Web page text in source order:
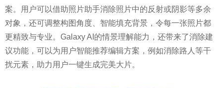
案。用户可以借助照片助手消除照片中的反射或阴影等多余
对象，还可调整构图角度、智能填充背景，令每一张照片都
更精致与专业。Galaxy AI的情景理解能力，还带来了消除建
议功能，可以为用户智能推荐编辑方案，例如消除路人等干
扰元素，助力用户一键生成完美大片。